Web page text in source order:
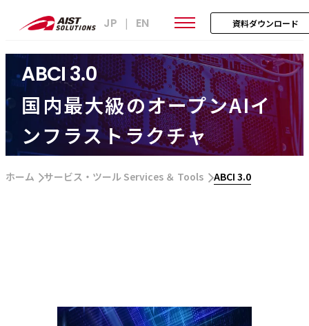
JP | EN 資料ダウンロード
ABCI 3.0
国内最大級のオープンAIイ
ンフラストラクチャ
ホーム サービス・ツール Services ＆ Tools ABCI 3.0